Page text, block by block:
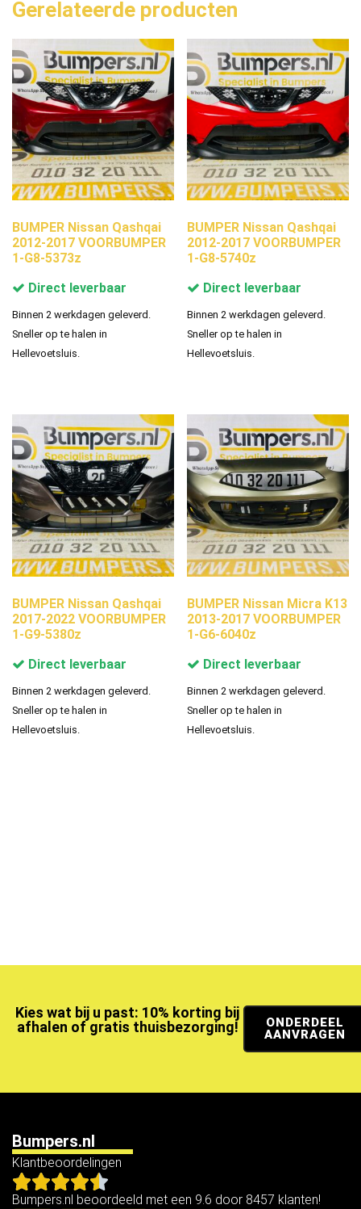
Gerelateerde producten
BUMPER Nissan Qashqai
2012-2017 VOORBUMPER
1-G8-5373z
Direct leverbaar
Binnen 2 werkdagen geleverd.
Sneller op te halen in
Hellevoetsluis.
BUMPER Nissan Qashqai
2012-2017 VOORBUMPER
1-G8-5740z
Direct leverbaar
Binnen 2 werkdagen geleverd.
Sneller op te halen in
Hellevoetsluis.
BUMPER Nissan Qashqai
2017-2022 VOORBUMPER
1-G9-5380z
Direct leverbaar
Binnen 2 werkdagen geleverd.
Sneller op te halen in
Hellevoetsluis.
BUMPER Nissan Micra K13
2013-2017 VOORBUMPER
1-G6-6040z
Direct leverbaar
Binnen 2 werkdagen geleverd.
Sneller op te halen in
Hellevoetsluis.
Kies wat bij u past: 10% korting bij
afhalen of gratis thuisbezorging!
ONDERDEEL
AANVRAGEN
Bumpers.nl
Klantbeoordelingen
Bumpers.nl beoordeeld met een 9.6 door 8457 klanten!